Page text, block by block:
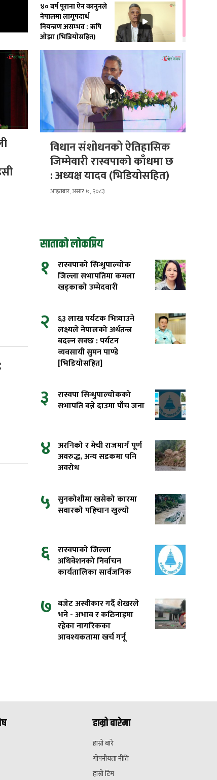
४० बर्ष पूराना ऐन कानुनले
नेपालमा लागूपदार्थ
नियन्त्रण असम्भव : ऋषि
ओझा (भिडियोसहित)
विधान संशोधनको ऐतिहासिक
जिम्मेवारी रास्वपाको काँधमा छ
: अध्यक्ष यादव (भिडियोसहित)
आइतबार, असार ७, २०८३
साताको लोकप्रिय
१
रास्वपाको सिन्धुपाल्चोक
जिल्ला सभापतिमा कमला
खड्काको उम्मेदवारी
२
६३ लाख पर्यटक भित्र्याउने
लक्ष्यले नेपालको अर्थतन्त्र
बदल्न सक्छ : पर्यटन
व्यवसायी सुमन पाण्डे
[भिडियोसहित]
३
रास्वपा सिन्धुपाल्चोकको
सभापति बन्ने दाउमा पाँच जना
४ अरनिको र मेची राजमार्ग पूर्ण
अवरुद्ध, अन्य सडकमा पनि
अवरोध
५ सुनकोशीमा खसेको कारमा
सवारको पहिचान खुल्यो
६ रास्वपाको जिल्ला
अधिवेशनको निर्वाचन
कार्यतालिका सार्वजनिक
७ बजेट अस्वीकार गर्दै शेखरले
भने - अभाव र कठिनाइमा
रहेका नागरिकका
आवश्यकतामा खर्च गर्नू
हाम्रो बारेमा
हाम्रो बारे
गोपनीयता नीति
हाम्रो टिम